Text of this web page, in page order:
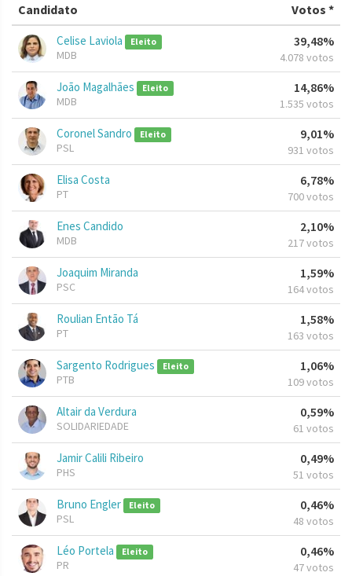
Candidato Votos *
Celise Laviola Eleito
MDB
39,48%
4.078 votos
João Magalhães Eleito
MDB
14,86%
1.535 votos
Coronel Sandro Eleito
PSL
9,01%
931 votos
Elisa Costa
PT
6,78%
700 votos
Enes Candido
MDB
2,10%
217 votos
Joaquim Miranda
PSC
1,59%
164 votos
Roulian Então Tá
PT
1,58%
163 votos
Sargento Rodrigues Eleito
PTB
1,06%
109 votos
Altair da Verdura
SOLIDARIEDADE
0,59%
61 votos
Jamir Calili Ribeiro
PHS
0,49%
51 votos
Bruno Engler Eleito
PSL
0,46%
48 votos
Léo Portela Eleito
PR
0,46%
47 votos